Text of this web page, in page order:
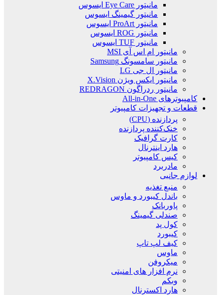
مانیتور Eye Care ایسوس
مانیتور گیمینگ ایسوس
مانیتور ProArt ایسوس
مانیتور ROG ایسوس
مانیتور TUF ایسوس
مانیتور ام اس آی MSI
مانیتور سامسونگ Samsung
مانیتور ال جی LG
مانیتور ایکس ویژن X.Vision
مانیتور ردراگون REDRAGON
کامپیوترهای All-in-One
قطعات و تجهیزات کامپیوتر
پردازنده (CPU)
خنک‌کننده پردازنده
کارت گرافیک
هارد اینترنال
کیس کامپیوتر
مادربرد
لوازم جانبی
منبع تغذیه
باندل کیبورد و ماوس
پاوربانک
صندلی گیمینگ
کول پد
کیبورد
کیف لپ تاپ
ماوس
میکروفن
نرم افزار های امنیتی
وبکم
هارد اکسترنال